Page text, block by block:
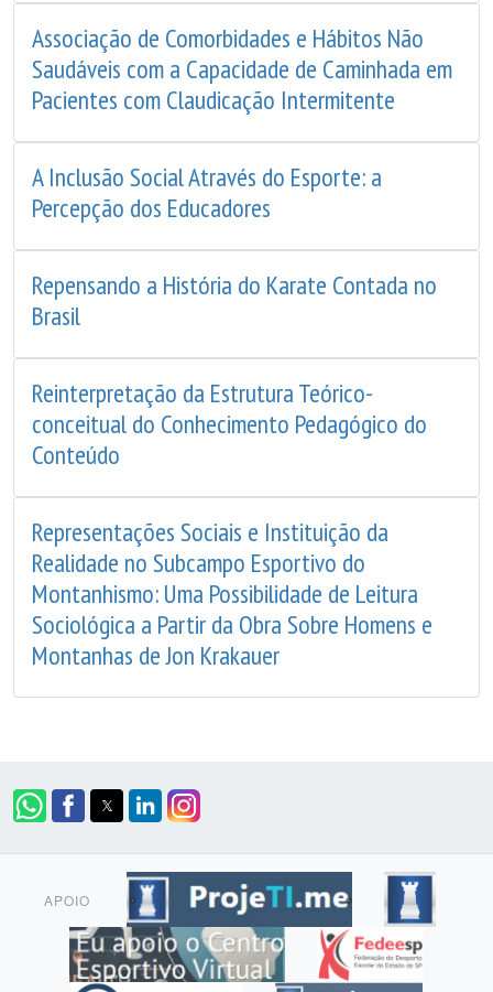
Associação de Comorbidades e Hábitos Não
Saudáveis com a Capacidade de Caminhada em
Pacientes com Claudicação Intermitente
A Inclusão Social Através do Esporte: a
Percepção dos Educadores
Repensando a História do Karate Contada no
Brasil
Reinterpretação da Estrutura Teórico-
conceitual do Conhecimento Pedagógico do
Conteúdo
Representações Sociais e Instituição da
Realidade no Subcampo Esportivo do
Montanhismo: Uma Possibilidade de Leitura
Sociológica a Partir da Obra Sobre Homens e
Montanhas de Jon Krakauer
APOIO